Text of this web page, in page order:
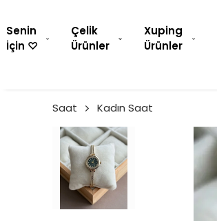
Senin
İçin ♡︎
Çelik
Ürünler
Xuping
Ürünler
Saat Kadın Saat